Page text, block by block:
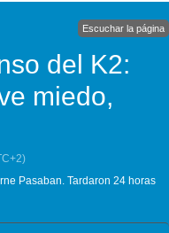
Escuchar la página
del K2:
miedo,
Pasaban. Tardaron 24 horas